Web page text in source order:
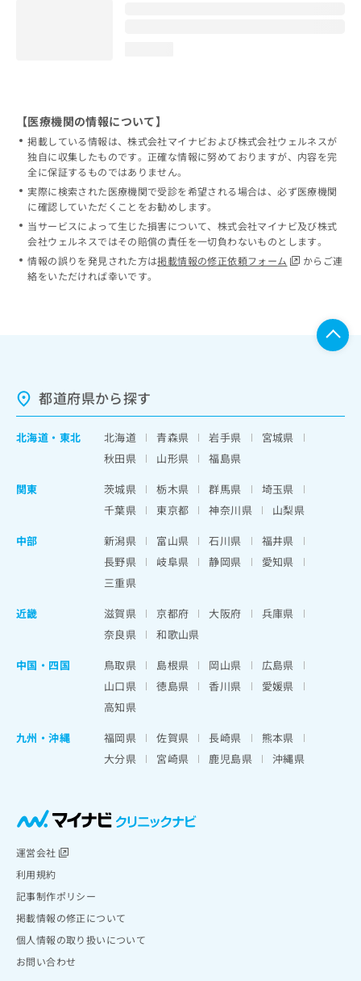
【医療機関の情報について】
掲載している情報は、株式会社マイナビおよび株式会社ウェルネスが
独自に収集したものです。正確な情報に努めておりますが、内容を完
全に保証するものではありません。
実際に検索された医療機関で受診を希望される場合は、必ず医療機関
に確認していただくことをお勧めします。
当サービスによって生じた損害について、株式会社マイナビ及び株式
会社ウェルネスではその賠償の責任を一切負わないものとします。
情報の誤りを発見された方は掲載情報の修正依頼フォーム
からご連
絡をいただければ幸いです。
都道府県から探す
北海道 ・ 東北 北海道 青森県 岩手県
宮城県
秋田県
山形県
福島県
関東
茨城県 栃木県 群馬県
埼玉県
千葉県
東京都 神奈川県
山梨県
中部
新潟県 富山県 石川県
福井県
長野県
岐阜県 静岡県
愛知県
三重県
近畿
滋賀県 京都府 大阪府
兵庫県
奈良県
和歌山県
中国・四国
鳥取県 島根県 岡山県
広島県
山口県
徳島県 香川県
愛媛県
高知県
九州・沖縄
福岡県 佐賀県 長崎県
熊本県
大分県
宮崎県 鹿児島県 沖縄県
運営会社
利用規約
記事制作ポリシー
掲載情報の修正について
個人情報の取り扱いについて
お問い合わせ